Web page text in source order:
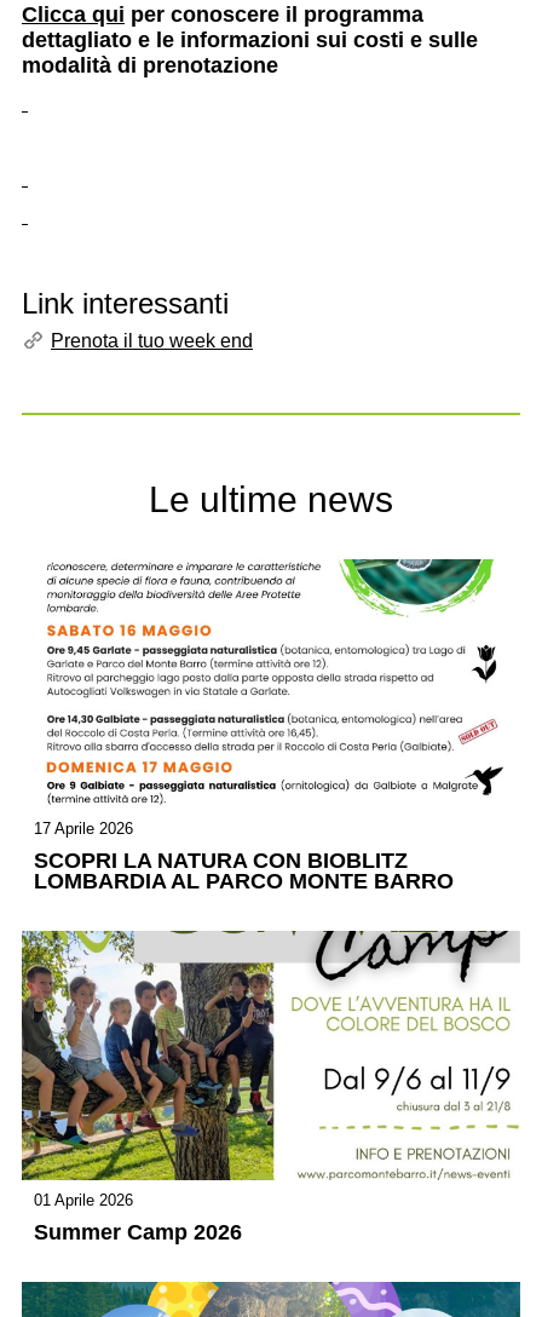
Clicca qui per conoscere il programma
dettagliato e le informazioni sui costi e sulle
modalità di prenotazione
Link interessanti
Prenota il tuo week end
Le ultime news
17 Aprile 2026
SCOPRI LA NATURA CON BIOBLITZ
LOMBARDIA AL PARCO MONTE BARRO
01 Aprile 2026
Summer Camp 2026